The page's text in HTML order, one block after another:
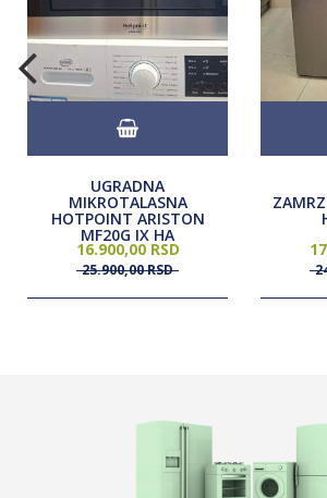
UGRADNA
MIKROTALASNA
HOTPOINT ARISTON
MF20G IX HA
16.900,00 RSD
25.900,00RSD